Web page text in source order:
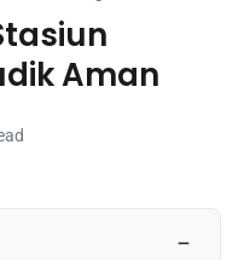
Aman
−